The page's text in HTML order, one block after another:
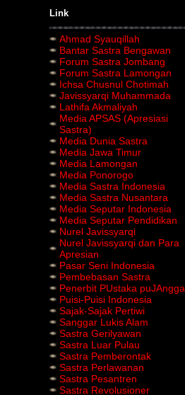
Link
Ahmad Syauqillah
Bantar Sastra Bengawan
Forum Sastra Jombang
Forum Sastra Lamongan
Ichsa Chusnul Chotimah
Javissyarqi Muhammada
Lathifa Akmaliyah
Media APSAS (Apresiasi
Sastra)
Media Dunia Sastra
Media Jawa Timur
Media Lamongan
Media Ponorogo
Media Sastra Indonesia
Media Sastra Nusantara
Media Seputar Indonesia
Media Seputar Pendidikan
Nurel Javissyarqi
Nurel Javissyarqi dan Para
Apresian
Pasar Seni Indonesia
Pembebasan Sastra
Penerbit PUstaka puJAngga
Puisi-Puisi Indonesia
Sajak-Sajak Pertiwi
Sanggar Lukis Alam
Sastra Gerilyawan
Sastra Luar Pulau
Sastra Pemberontak
Sastra Perlawanan
Sastra Pesantren
Sastra Revolusioner